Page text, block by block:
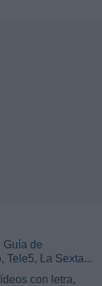
Guía de
Tele5, La Sexta...
con letra,